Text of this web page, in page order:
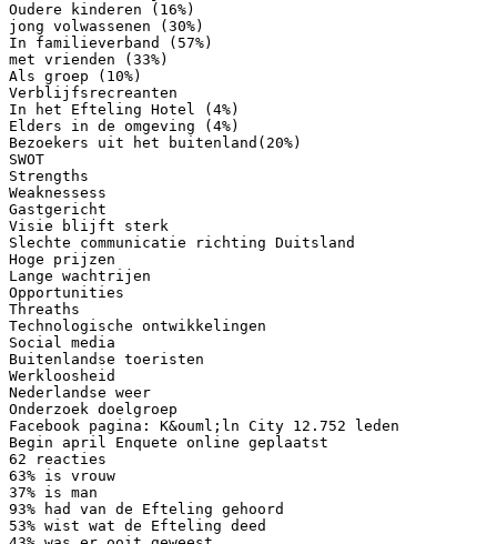
Oudere kinderen (16%)
jong volwassenen (30%)
In familieverband (57%)
met vrienden (33%)
Als groep (10%)
Verblijfsrecreanten
In het Efteling Hotel (4%)
Elders in de omgeving (4%)
Bezoekers uit het buitenland(20%)
SWOT
Strengths
Weaknessess
Gastgericht
Visie blijft sterk
Slechte communicatie richting Duitsland
Hoge prijzen
Lange wachtrijen
Opportunities
Threaths
Technologische ontwikkelingen
Social media
Buitenlandse toeristen
Werkloosheid
Nederlandse weer
Onderzoek doelgroep
Facebook pagina: K&ouml;ln City 12.752 leden
Begin april Enquete online geplaatst
62 reacties
63% is vrouw
37% is man
93% had van de Efteling gehoord
53% wist wat de Efteling deed